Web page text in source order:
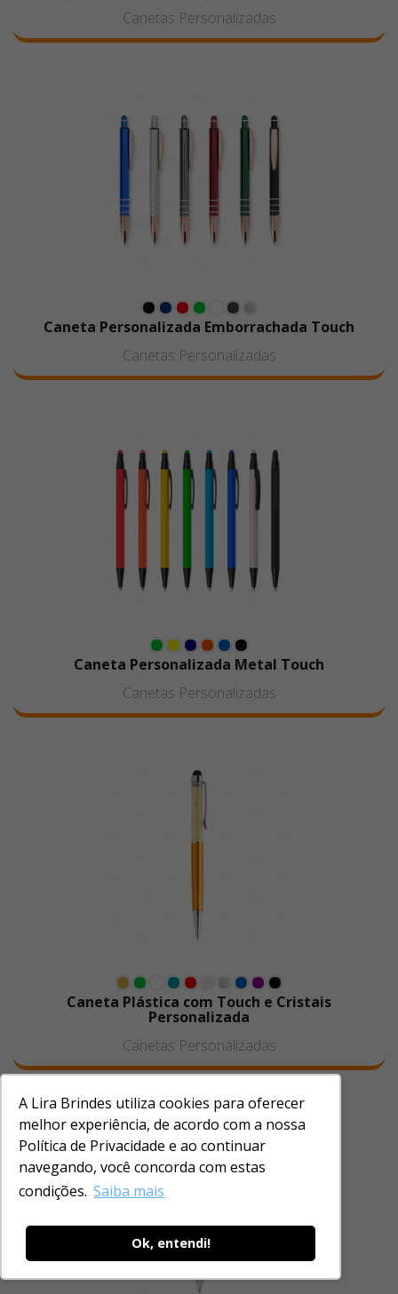
A Lira Brindes utiliza cookies para oferecer
melhor experiência, de acordo com a nossa
Política de Privacidade e ao continuar
navegando, você concorda com estas
condições. Saiba mais
Ok, entendi!
Canetas Personalizadas
Caneta Personalizada Emborrachada Touch
Canetas Personalizadas
Caneta Personalizada Metal Touch
Canetas Personalizadas
Caneta Plástica com Touch e Cristais
Personalizada
Canetas Personalizadas